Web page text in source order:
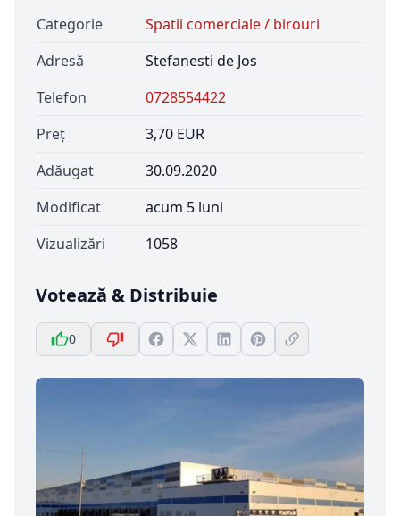
Categorie
Spatii comerciale / birouri
Adresă
Stefanesti de Jos
Telefon
0728554422
Preț
3,70 EUR
Adăugat
30.09.2020
Modificat
acum 5 luni
Vizualizări
1058
Votează & Distribuie
0